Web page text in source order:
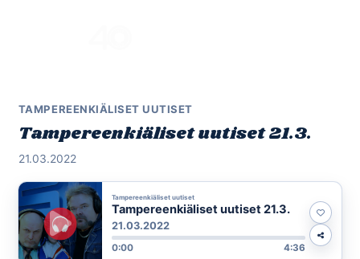
TAMPEREENKIÄLISET UUTISET
Tampereenkiäliset uutiset 21.3.
21.03.2022
Tampereenkiäliset uutiset
Tampereenkiäliset uutiset 21.3.
21.03.2022
0:00 4:36